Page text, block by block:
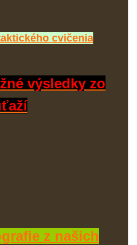
cvičenia
výsledky zo
z našich